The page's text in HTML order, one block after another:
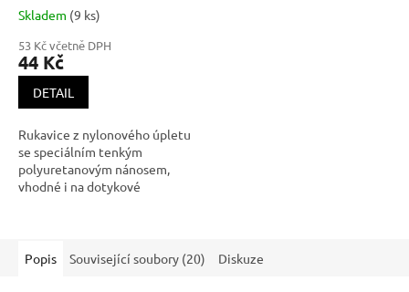
Skladem (9 ks)
53 Kč včetně DPH
44 Kč
DETAIL
Rukavice z nylonového úpletu
se speciálním tenkým
polyuretanovým nánosem,
vhodné i na dotykové
na první dotek Technické
Popis Související soubory (20) Diskuze